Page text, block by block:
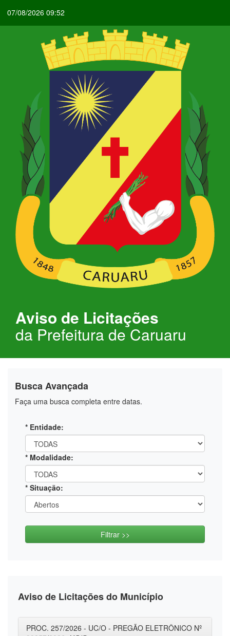
07/08/2026 09:52
Aviso de Licitações
da Prefeitura de Caruaru
Busca Avançada
Faça uma busca completa entre datas.
* Entidade:
* Modalidade:
* Situação:
Filtrar >>
Aviso de Licitações do Município
PROC. 257/2026 - UC/O - PREGÃO ELETRÔNICO Nº